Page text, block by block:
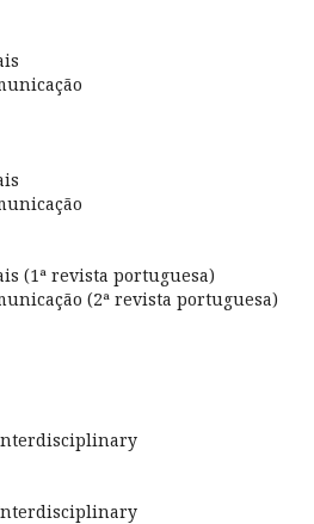
(1ª revista portuguesa)
(2ª revista portuguesa)